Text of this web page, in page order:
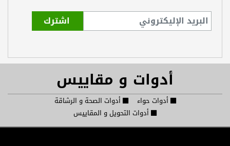
أدوات و مقاييس
أدوات حواء
أدوات الصحة و الرشاقة
أدوات التحويل و المقاييس